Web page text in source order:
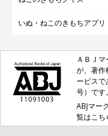
いぬ・ねこのきもちアプリ
ＡＢＪ
が、著作
ービス
号）です。
ABJマー
覧はこ